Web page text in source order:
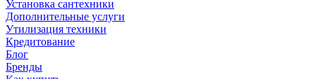
Установка сантехники
Дополнительные услуги
Утилизация техники
Кредитование
Блог
Бренды